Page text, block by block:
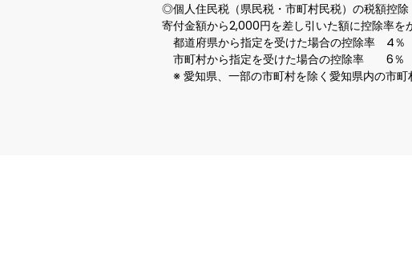
◎個人住民税（県民税・市町村民税）の税額控除
寄付金額から2,000円を差し引いた額に控除率を
都道府県から指定を受けた場合の控除率　4％
市町村から指定を受けた場合の控除率　　6％
※ 愛知県、一部の市町村を除く愛知県内の市